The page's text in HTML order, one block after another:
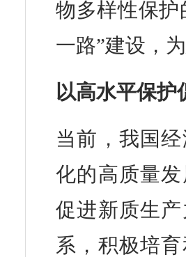
物多样性保护
一路”建设，
以高水平保护
当前，我国
化的高质量
促进新质生
系，积极培